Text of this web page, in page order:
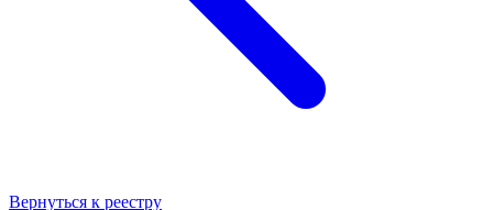
Вернуться к реестру